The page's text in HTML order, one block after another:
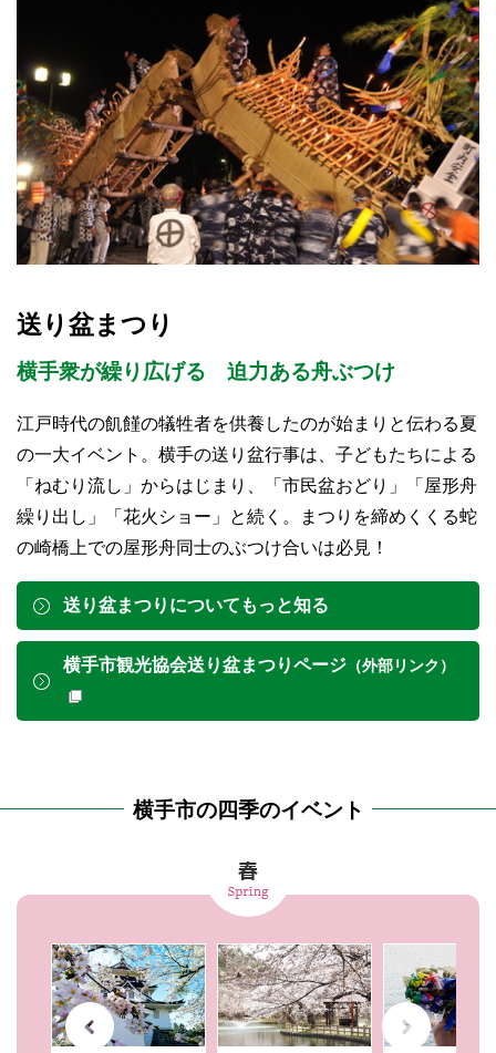
送り盆まつり
横手衆が繰り広げる 迫力ある舟ぶつけ
江戸時代の飢饉の犠牲者を供養したのが始まりと伝わる夏
の一大イベント。横手の送り盆行事は、子どもたちによる
「ねむり流し」からはじまり、「市民盆おどり」「屋形舟
繰り出し」「花火ショー」と続く。まつりを締めくくる蛇
の崎橋上での屋形舟同士のぶつけ合いは必見！
送り盆まつりについてもっと知る
横手市観光協会送り盆まつりページ （外部リンク）
横手市の四季のイベント